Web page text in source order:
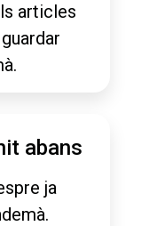
articles
abans
ja